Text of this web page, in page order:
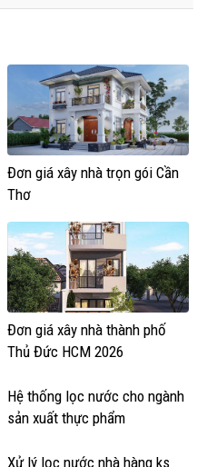
Đơn giá xây nhà trọn gói Cần
Thơ
Đơn giá xây nhà thành phố
Thủ Đức HCM 2026
Hệ thống lọc nước cho ngành
sản xuất thực phẩm
Xử lý lọc nước nhà hàng ks